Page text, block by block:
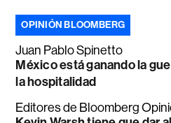
OPINIÓN BLOOMBERG
Juan Pablo Spinetto
México está ganando la
la hospitalidad
Editores de Bloomberg